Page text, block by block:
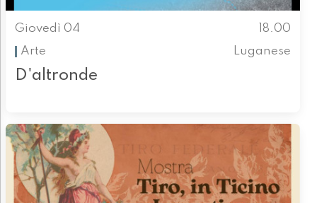
Giovedì 04
18.00
Arte
Luganese
D'altronde